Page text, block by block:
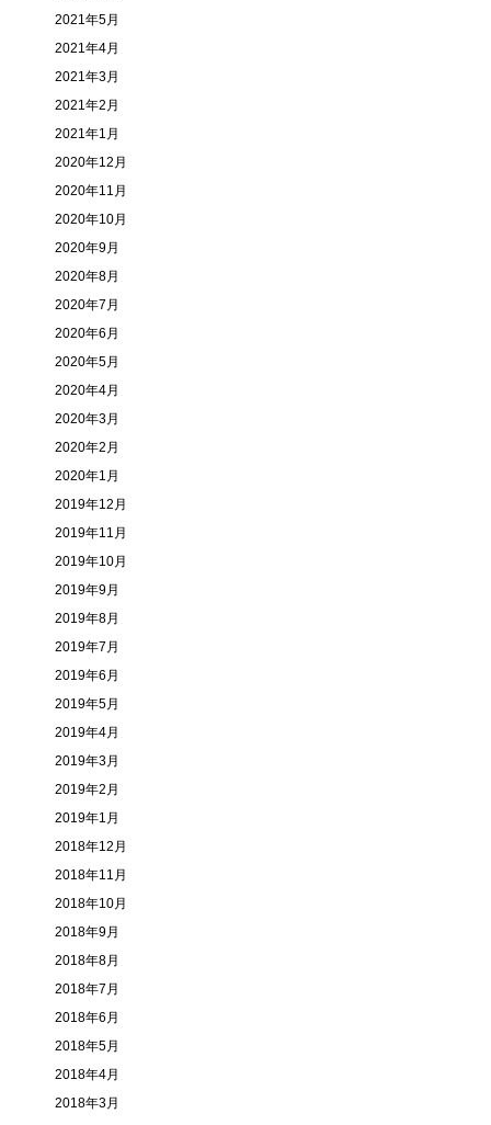
2021年5月
2021年4月
2021年3月
2021年2月
2021年1月
2020年12月
2020年11月
2020年10月
2020年9月
2020年8月
2020年7月
2020年6月
2020年5月
2020年4月
2020年3月
2020年2月
2020年1月
2019年12月
2019年11月
2019年10月
2019年9月
2019年8月
2019年7月
2019年6月
2019年5月
2019年4月
2019年3月
2019年2月
2019年1月
2018年12月
2018年11月
2018年10月
2018年9月
2018年8月
2018年7月
2018年6月
2018年5月
2018年4月
2018年3月